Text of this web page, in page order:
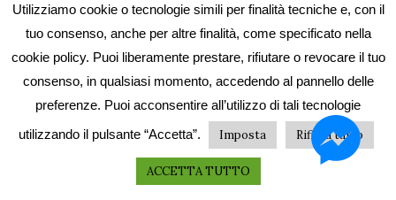
Privacy e Cookie
Codice etico
Collane e catalogo storico
Utilizziamo cookie o tecnologie simili per finalità tecniche e, con il
tuo consenso, anche per altre finalità, come specificato nella
cookie policy. Puoi liberamente prestare, rifiutare o revocare il tuo
consenso, in qualsiasi momento, accedendo al pannello delle
preferenze. Puoi acconsentire all’utilizzo di tali tecnologie
utilizzando il pulsante “Accetta”.
Imposta Rifiuta tutto
ACCETTA TUTTO